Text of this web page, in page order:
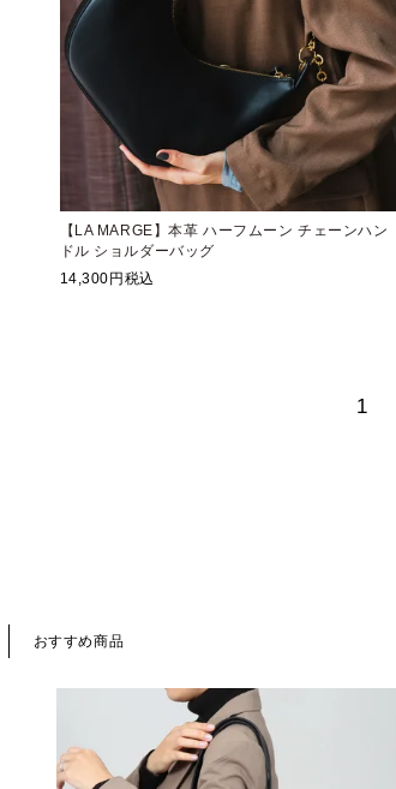
【LA MARGE】本革 ハーフムーン チェーンハン
ドル ショルダーバッグ
14,300 税込
1
おすすめ商品